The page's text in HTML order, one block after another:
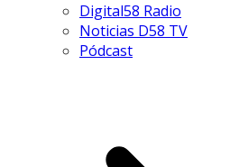
Digital58 Radio
Noticias D58 TV
Pódcast